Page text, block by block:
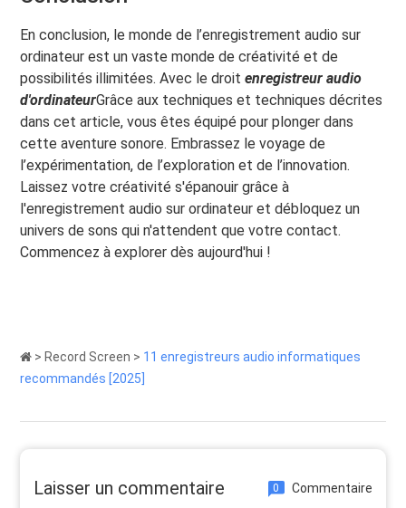
En conclusion, le monde de l’enregistrement audio sur
ordinateur est un vaste monde de créativité et de
possibilités illimitées. Avec le droitenregistreur audio
d'ordinateurGrâce aux techniques et techniques décrites
dans cet article, vous êtes équipé pour plonger dans
cette aventure sonore. Embrassez le voyage de
l’expérimentation, de l’exploration et de l’innovation.
Laissez votre créativité s'épanouir grâce à
l'enregistrement audio sur ordinateur et débloquez un
univers de sons qui n'attendent que votre contact.
Commencez à explorer dès aujourd'hui !
> Record Screen > 11 enregistreurs audio informatiques
recommandés [2025]
Laisser un commentaire 0 Commentaire